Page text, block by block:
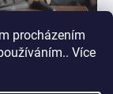
procházením
Více